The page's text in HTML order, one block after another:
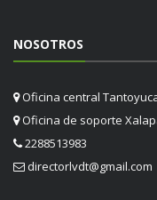
NOSOTROS
Oficina central
Oficina de soporte
2288513983
directorlvdt@gmail.com